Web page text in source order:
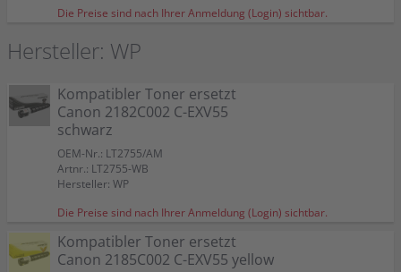
Die Preise sind nach Ihrer Anmeldung (Login) sichtbar.
Hersteller: WP
Kompatibler Toner ersetzt
Canon 2182C002 C-EXV55
schwarz
OEM-Nr.: LT2755/AM
Artnr.: LT2755-WB
Hersteller: WP
Die Preise sind nach Ihrer Anmeldung (Login) sichtbar.
Kompatibler Toner ersetzt
Canon 2185C002 C-EXV55 yellow